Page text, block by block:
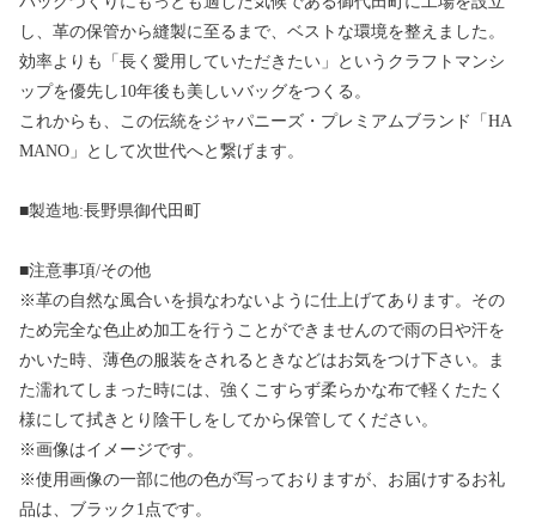
し、革の保管から縫製に至るまで、ベストな環境を整えました。
効率よりも「長く愛用していただきたい」というクラフトマンシ
ップを優先し10年後も美しいバッグをつくる。
これからも、この伝統をジャパニーズ・プレミアムブランド「HA
MANO」として次世代へと繋げます。
■製造地:長野県御代田町
■注意事項/その他
※革の自然な風合いを損なわないように仕上げてあります。その
ため完全な色止め加工を行うことができませんので雨の日や汗を
かいた時、薄色の服装をされるときなどはお気をつけ下さい。ま
た濡れてしまった時には、強くこすらず柔らかな布で軽くたたく
様にして拭きとり陰干しをしてから保管してください。
※画像はイメージです。
※使用画像の一部に他の色が写っておりますが、お届けするお礼
品は、ブラック1点です。